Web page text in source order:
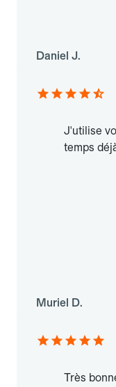
Daniel J.
J'utilise
temps
Muriel D.
Très